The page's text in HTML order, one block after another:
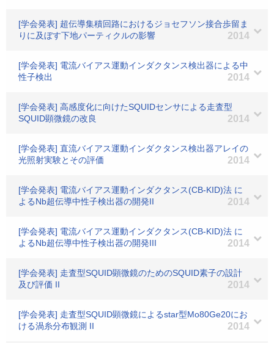
[学会発表] 超伝導集積回路におけるジョセフソン接合歩留ま
りに及ぼす下地パーティクルの影響
2014
[学会発表] 電流バイアス運動インダクタンス検出器による中
性子検出
2014
[学会発表] 高感度化に向けたSQUIDセンサによる走査型
SQUID顕微鏡の改良
2014
[学会発表] 直流バイアス運動インダクタンス検出器アレイの
光照射実験とその評価
2014
[学会発表] 電流バイアス運動インダクタンス(CB-KID)法 に
よるNb超伝導中性子検出器の開発II
2014
[学会発表] 電流バイアス運動インダクタンス(CB-KID)法 に
よるNb超伝導中性子検出器の開発III
2014
[学会発表] 走査型SQUID顕微鏡のためのSQUID素子の設計
及び評価 II
2014
[学会発表] 走査型SQUID顕微鏡によるstar型Mo80Ge20にお
ける渦糸分布観測 II
2014